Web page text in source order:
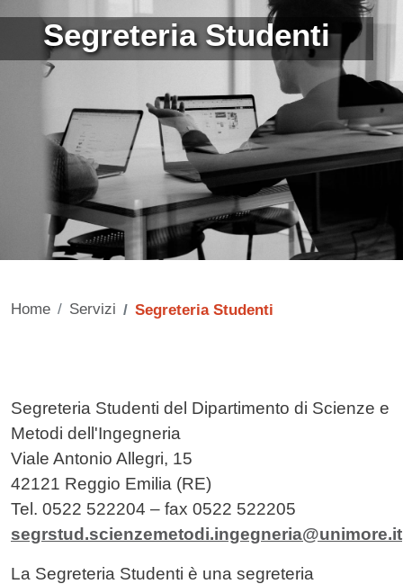
Segreteria Studenti
Home Servizi Segreteria Studenti
Segreteria Studenti del Dipartimento di Scienze e
Metodi dell'Ingegneria
Viale Antonio Allegri, 15
42121 Reggio Emilia (RE)
Tel. 0522 522204 – fax 0522 522205
segrstud.scienzemetodi.ingegneria@unimore.it
La Segreteria Studenti è una segreteria